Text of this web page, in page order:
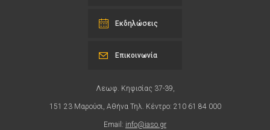
Εκδηλώσεις
Λεωφ. Κηφισίας 37-39,
151 23 Μαρούσι, Αθήνα Τηλ. Κέντρο: 210 61 84 000
Email: info@iaso.gr
Επικοινωνία